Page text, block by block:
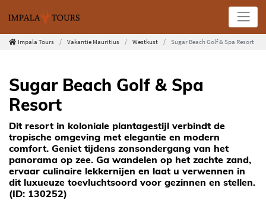
Impala Tours Vakantie Mauritius Westkust Sugar Beach Golf & Spa Resort
Sugar Beach Golf & Spa
Resort
Dit resort in koloniale plantagestijl verbindt de
tropische omgeving met elegantie en modern
comfort. Geniet tijdens zonsondergang van het
panorama op zee. Ga wandelen op het zachte zand,
ervaar culinaire lekkernijen en laat u verwennen in
dit luxueuze toevluchtsoord voor gezinnen en stellen.
(ID: 130252)